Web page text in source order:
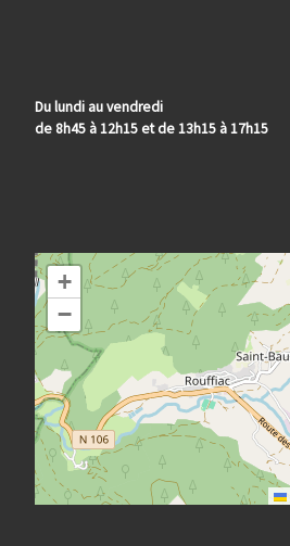
Du lundi au vendredi
de 8h45 à 12h15 et de 13h15 à 17h15
+
−